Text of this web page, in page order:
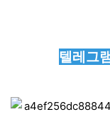
텔레그